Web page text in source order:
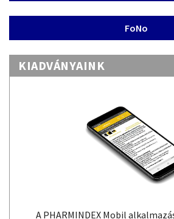
FoNo
KIADVÁNYAINK
A PHARMINDEX Mobil